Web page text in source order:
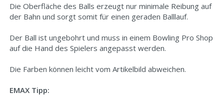
Die Oberfläche des Balls erzeugt nur minimale Reibung auf
der Bahn und sorgt somit für einen geraden Balllauf.
Der Ball ist ungebohrt und muss in einem Bowling Pro Shop
auf die Hand des Spielers angepasst werden.
Die Farben können leicht vom Artikelbild abweichen.
EMAX Tipp: